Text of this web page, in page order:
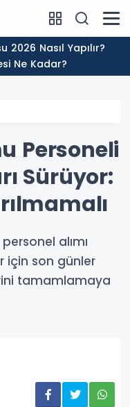
Ne Kadar?
Personeli
Sürüyor:
alımı
için son günler
tamamlamaya